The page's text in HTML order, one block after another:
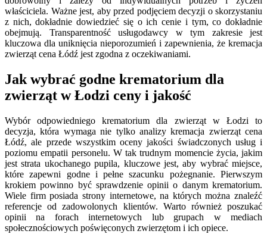
właściciela. Ważne jest, aby przed podjęciem decyzji o skorzystaniu
z nich, dokładnie dowiedzieć się o ich cenie i tym, co dokładnie
obejmują. Transparentność usługodawcy w tym zakresie jest
kluczowa dla uniknięcia nieporozumień i zapewnienia, że kremacja
zwierząt cena Łódź jest zgodna z oczekiwaniami.
Jak wybrać godne krematorium dla
zwierząt w Łodzi ceny i jakość
Wybór odpowiedniego krematorium dla zwierząt w Łodzi to
decyzja, która wymaga nie tylko analizy kremacja zwierząt cena
Łódź, ale przede wszystkim oceny jakości świadczonych usług i
poziomu empatii personelu. W tak trudnym momencie życia, jakim
jest strata ukochanego pupila, kluczowe jest, aby wybrać miejsce,
które zapewni godne i pełne szacunku pożegnanie. Pierwszym
krokiem powinno być sprawdzenie opinii o danym krematorium.
Wiele firm posiada strony internetowe, na których można znaleźć
referencje od zadowolonych klientów. Warto również poszukać
opinii na forach internetowych lub grupach w mediach
społecznościowych poświęconych zwierzętom i ich opiece.